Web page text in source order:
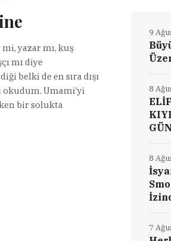
yazar mı, kuş
mı diye
belki de en sıra dışı
Umami’yi
bir solukta
9
8
8
7